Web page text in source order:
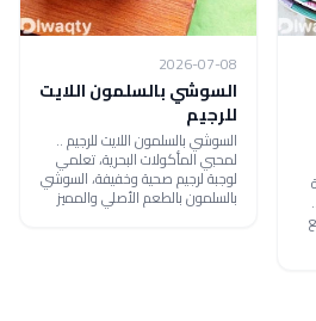
2026-07-08
السوشي بالسلمون اللايت
للرجيم
السوشي بالسلمون اللايت للرجيم ..
لمحبي المأكولات البحرية، تعلمي
لوجبة لرجيم صحية وخفيفة، السوشي
بالسلمون بالطعم الأصلي والمميز